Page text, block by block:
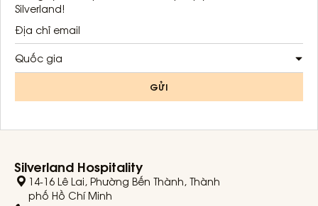
Silverland!
Quốc gia
GỬI
Silverland Hospitality
14-16 Lê Lai, Phường Bến Thành, Thành
phố Hồ Chí Minh